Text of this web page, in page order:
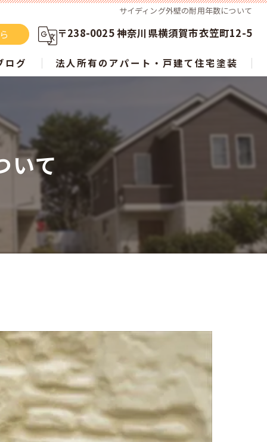
サイディング外壁の耐用年数について
〒238-0025 神奈川県横須賀市衣笠町12-5
い？ 屋根塗装の新常識を徹底解説
ログ 法人所有のアパート・戸建て住宅塗装
いて